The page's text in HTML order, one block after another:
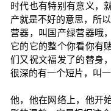
时代也有特别有意义，
产就是不好的意思，所
营器，叫国产绿营器哦
它的它的整个你看你有
们又祝文福发了的替身
很深的有一个短片，叫
他，他在网络上，他开